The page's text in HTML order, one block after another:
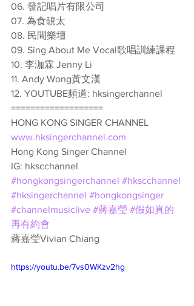
06. 發記唱片有限公司
07. 為食靚太
08. 民間樂壇
09. Sing About Me Vocal歌唱訓練課程
10. 李泇霖 Jenny Li
11. Andy Wong黃文漢
12. YOUTUBE頻道: hksingerchannel
===================
HONG KONG SINGER CHANNEL
www.hksingerchannel.com
Hong Kong Singer Channel
IG: hkscchannel
#hongkongsingerchannel #hkscchannel
#hksingerchannel #hongkongsinger
#channelmusiclive #蔣嘉瑩 #假如真的
再有約會
蔣嘉瑩Vivian Chiang
https://youtu.be/7vs0WKzv2hg